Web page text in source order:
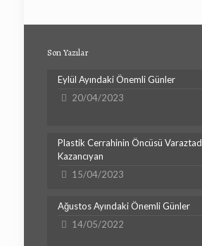
Son Yazılar
Eylül Ayındaki Önemli Günler
20/04/2023
Plastik Cerrahinin Öncüsü Varaztad
Kazancıyan
15/04/2023
Ağustos Ayındaki Önemli Günler
14/05/2022